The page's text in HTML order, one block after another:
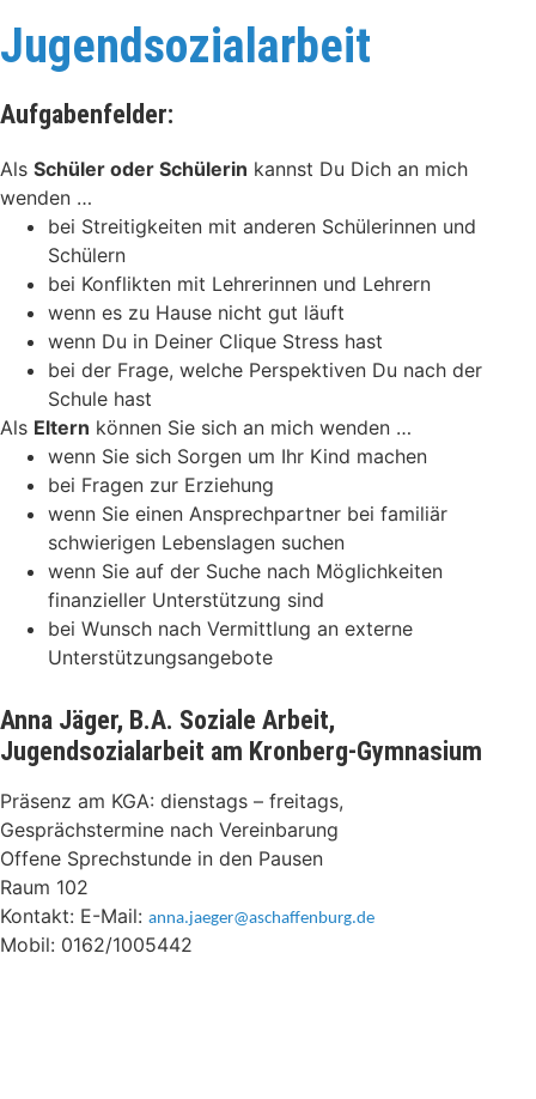
Jugendsozialarbeit
Aufgabenfelder:
Als Schüler oder Schülerin kannst Du Dich an mich
wenden …
bei Streitigkeiten mit anderen Schülerinnen und
Schülern
bei Konflikten mit Lehrerinnen und Lehrern
wenn es zu Hause nicht gut läuft
wenn Du in Deiner Clique Stress hast
bei der Frage, welche Perspektiven Du nach der
Schule hast
Als Eltern können Sie sich an mich wenden …
wenn Sie sich Sorgen um Ihr Kind machen
bei Fragen zur Erziehung
wenn Sie einen Ansprechpartner bei familiär
schwierigen Lebenslagen suchen
wenn Sie auf der Suche nach Möglichkeiten
finanzieller Unterstützung sind
bei Wunsch nach Vermittlung an externe
Unterstützungsangebote
Anna Jäger, B.A. Soziale Arbeit,
Jugendsozialarbeit am Kronberg-Gymnasium
Präsenz am KGA: dienstags – freitags,
Gesprächstermine nach Vereinbarung
Offene Sprechstunde in den Pausen
Raum 102
Kontakt: E-Mail: anna.jaeger@aschaffenburg.de
Mobil: 0162/1005442